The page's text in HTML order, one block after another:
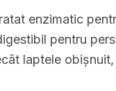
enzimatic
pentru
laptele